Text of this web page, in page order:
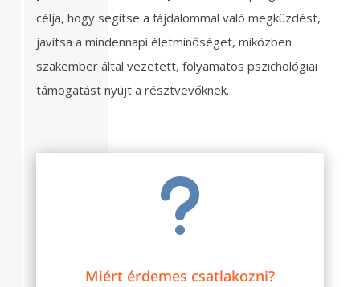
célja, hogy segítse a fájdalommal való megküzdést,
javítsa a mindennapi életminőséget, miközben
szakember által vezetett, folyamatos pszichológiai
támogatást nyújt a résztvevőknek.
u
Miért érdemes csatlakozni?